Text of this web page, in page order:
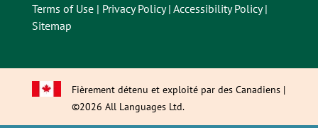
Terms of Use| Privacy Policy| Accessibility Policy|
Sitemap
Fièrement détenu et exploité par des Canadiens |
©2026 All Languages Ltd.